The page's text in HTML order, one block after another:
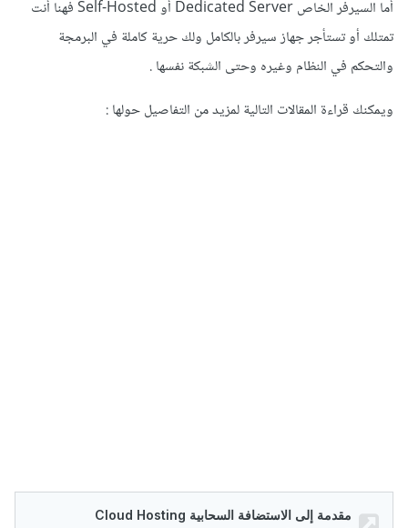
أما السيرفر الخاص Dedicated Server أو Self-Hosted فهنا أنت
تمتلك أو تستأجر جهاز سيرفر بالكامل ولك حرية كاملة في البرمجة
والتحكم في النظام وغيره وحتى الشبكة نفسها .
ويمكنك قراءة المقالات التالية لمزيد من التفاصيل حولها